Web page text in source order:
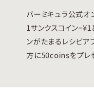
バーミキュラ公式オ
1サンクスコイン
ンがたまるレシピア
方に50coinsをプレ